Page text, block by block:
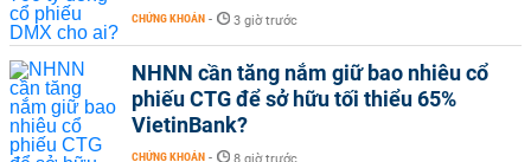
CHỨNG KHOÁN - 3 giờ trước
NHNN cần tăng nắm giữ bao nhiêu cổ
phiếu CTG để sở hữu tối thiểu 65%
VietinBank?
CHỨNG KHOÁN -